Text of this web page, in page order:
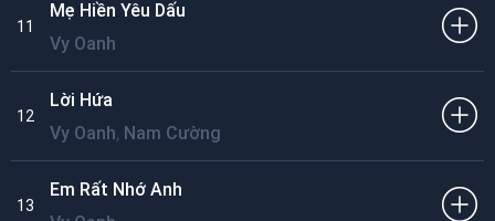
11
Mẹ Hiền Yêu Dấu
Vy Oanh
12
Lời Hứa
Vy Oanh, Nam Cường
13
Em Rất Nhớ Anh